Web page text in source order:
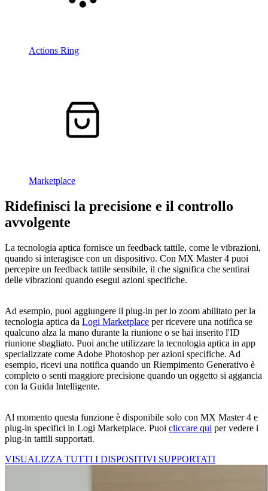
Actions Ring
Marketplace
Ridefinisci la precisione e il controllo
avvolgente
La tecnologia aptica fornisce un feedback tattile, come le vibrazioni,
quando si interagisce con un dispositivo. Con MX Master 4 puoi
percepire un feedback tattile sensibile, il che significa che sentirai
delle vibrazioni quando esegui azioni specifiche.
Ad esempio, puoi aggiungere il plug-in per lo zoom abilitato per la
tecnologia aptica da Logi Marketplace per ricevere una notifica se
qualcuno alza la mano durante la riunione o se hai inserito l'ID
riunione sbagliato. Puoi anche utilizzare la tecnologia aptica in app
specializzate come Adobe Photoshop per azioni specifiche. Ad
esempio, ricevi una notifica quando un Riempimento Generativo è
completo o senti maggiore precisione quando un oggetto si aggancia
con la Guida Intelligente.
Al momento questa funzione è disponibile solo con MX Master 4 e
plug-in specifici in Logi Marketplace. Puoi cliccare qui per vedere i
plug-in tattili supportati.
VISUALIZZA TUTTI I DISPOSITIVI SUPPORTATI